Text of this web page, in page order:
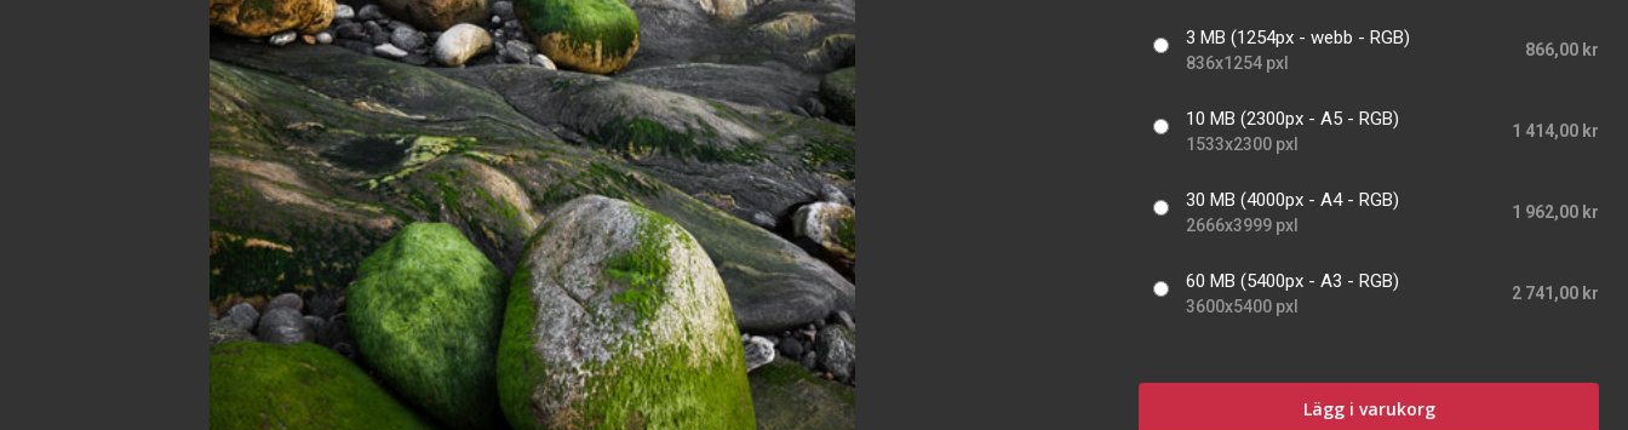
3 MB (1254px - webb - RGB)
836x1254 pxl
866,00 kr
10 MB (2300px - A5 - RGB)
1533x2300 pxl
1 414,00 kr
30 MB (4000px - A4 - RGB)
2666x3999 pxl
1 962,00 kr
60 MB (5400px - A3 - RGB)
3600x5400 pxl
2 741,00 kr
Lägg i varukorg